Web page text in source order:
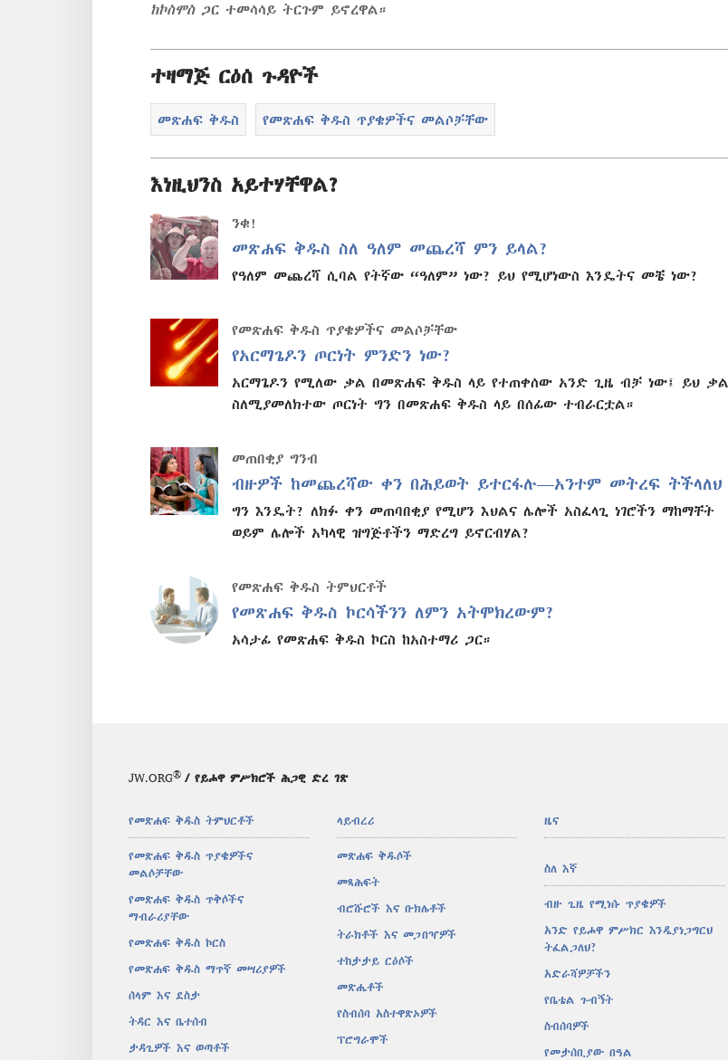
ከኮስሞስጋር ተመሳሳይ ትርጉም ይኖረዋል።
ተዛማጅ ርዕሰ ጉዳዮች
መጽሐፍ ቅዱስ የመጽሐፍ ቅዱስ ጥያቄዎችና መልሶቻቸው
እነዚህንስ አይተሃቸዋል?
ንቁ!
መጽሐፍ ቅዱስ ስለ ዓለም መጨረሻ ምን ይላል?
የዓለም መጨረሻ ሲባል የትኛው “ዓለም” ነው? ይህ የሚሆነውስ እንዴትና መቼ ነው?
የመጽሐፍ ቅዱስ ጥያቄዎችና መልሶቻቸው
የአርማጌዶን ጦርነት ምንድን ነው?
አርማጌዶን የሚለው ቃል በመጽሐፍ ቅዱስ ላይ የተጠቀሰው አንድ ጊዜ ብቻ ነው፤ ይህ ቃል
ስለሚያመለክተው ጦርነት ግን በመጽሐፍ ቅዱስ ላይ በሰፊው ተብራርቷል።
መጠበቂያ ግንብ
ብዙዎች ከመጨረሻው ቀን በሕይወት ይተርፋሉ—አንተም መትረፍ ትችላለህ
ግን እንዴት? ለክፉ ቀን መጠባበቂያ የሚሆን እህልና ሌሎች አስፈላጊ ነገሮችን ማከማቸት
ወይም ሌሎች አካላዊ ዝግጅቶችን ማድረግ ይኖርብሃል?
የመጽሐፍ ቅዱስ ትምህርቶች
የመጽሐፍ ቅዱስ ኮርሳችንን ለምን አትሞክረውም?
አሳታፊ የመጽሐፍ ቅዱስ ኮርስ ከአስተማሪ ጋር።
JW.ORG® / የይሖዋ ምሥክሮች ሕጋዊ ድረ ገጽ
የመጽሐፍ ቅዱስ ትምህርቶች
የመጽሐፍ ቅዱስ ጥያቄዎችና
መልሶቻቸው
የመጽሐፍ ቅዱስ ጥቅሶችና
ማብራሪያቸው
የመጽሐፍ ቅዱስ ኮርስ
የመጽሐፍ ቅዱስ ማጥኛ መሣሪያዎች
ሰላም እና ደስታ
ትዳር እና ቤተሰብ
ታዳጊዎች እና ወጣቶች
ላይብረሪ
መጽሐፍ ቅዱሶች
መጻሕፍት
ብሮሹሮች እና ቡክሌቶች
ትራክቶች እና መጋበዣዎች
ተከታታይ ርዕሶች
መጽሔቶች
የስብሰባ አስተዋጽኦዎች
ፕሮግራሞች
ዜና
ስለ እኛ
ብዙ ጊዜ የሚነሱ ጥያቄዎች
አንድ የይሖዋ ምሥክር እንዲያነጋግርህ
ትፈልጋለህ?
አድራሻዎቻችን
የቤቴል ጉብኝት
ስብሰባዎች
የመታሰቢያው በዓል